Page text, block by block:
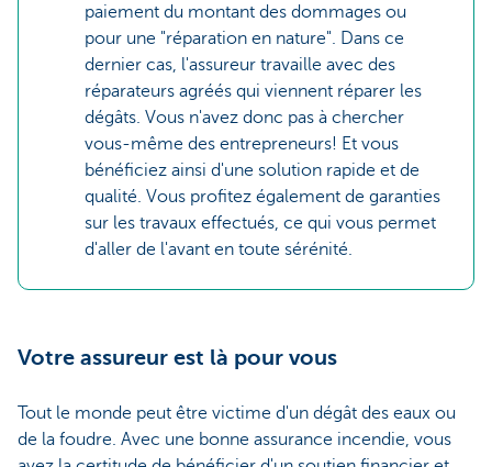
paiement du montant des dommages ou
pour une "réparation en nature". Dans ce
dernier cas, l'assureur travaille avec des
réparateurs agréés qui viennent réparer les
dégâts. Vous n'avez donc pas à chercher
vous-même des entrepreneurs! Et vous
bénéficiez ainsi d'une solution rapide et de
qualité. Vous profitez également de garanties
sur les travaux effectués, ce qui vous permet
d'aller de l'avant en toute sérénité.
Votre assureur est là pour vous
Tout le monde peut être victime d'un dégât des eaux ou
de la foudre. Avec une bonne assurance incendie, vous